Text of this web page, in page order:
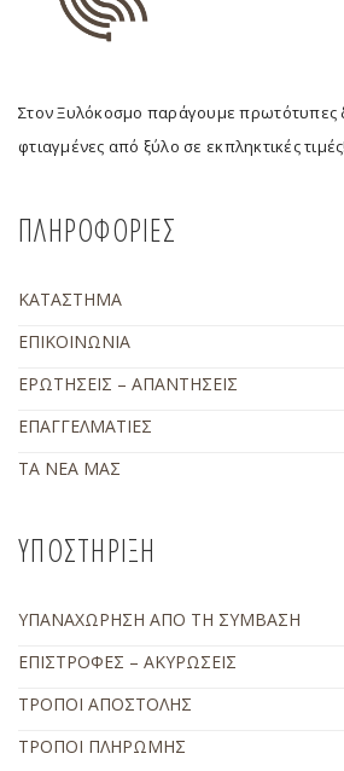
Στον Ξυλόκοσμο παράγουμε πρωτότυπες
φτιαγμένες από ξύλο σε εκπληκτικές τιμές!
ΠΛΗΡΟΦΟΡΙΕΣ
ΚΑΤΑΣΤΗΜΑ
ΕΠΙΚΟΙΝΩΝΙΑ
ΕΡΩΤΗΣΕΙΣ – ΑΠΑΝΤΗΣΕΙΣ
ΕΠΑΓΓΕΛΜΑΤΙΕΣ
ΤΑ ΝΕΑ ΜΑΣ
ΥΠΟΣΤΗΡΙΞΗ
ΥΠΑΝΑΧΩΡΗΣΗ ΑΠΟ ΤΗ ΣΥΜΒΑΣΗ
ΕΠΙΣΤΡΟΦΕΣ – ΑΚΥΡΩΣΕΙΣ
ΤΡΟΠΟΙ ΑΠΟΣΤΟΛΗΣ
ΤΡΟΠΟΙ ΠΛΗΡΩΜΗΣ